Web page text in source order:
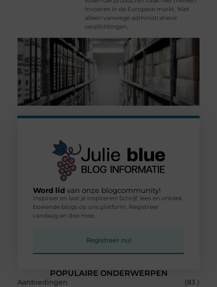
invoeren in de Europese markt. Niet
alleen vanwege administratieve
verplichtingen,
POPULAIRE ONDERWERPEN
Aanbiedingen
(83 )
Word lid van onze blogcommunity!
Inspireer en laat je inspireren! Schrijf, lees en ontdek
boeiende blogs op ons platform. Registreer
vandaag en doe mee.
Registreer nu!